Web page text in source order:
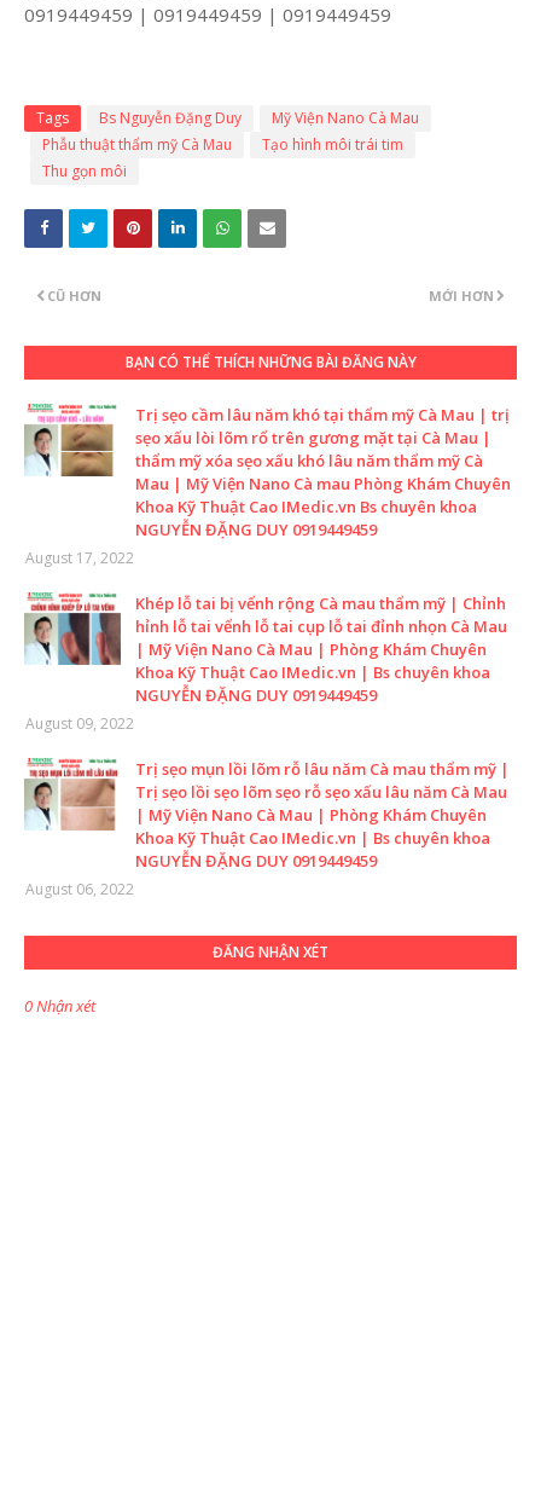
0919449459 | 0919449459 | 0919449459
Tags Bs Nguyễn Đặng Duy
Mỹ Viện Nano Cà Mau
Phẫu thuật thẩm mỹ Cà Mau
Tạo hình môi trái tim
Thu gọn môi
MỚI HƠN
CŨ HƠN
BẠN CÓ THỂ THÍCH NHỮNG BÀI ĐĂNG NÀY
Trị sẹo cầm lâu năm khó tại thẩm mỹ Cà Mau | trị
sẹo xấu lòi lõm rổ trên gương mặt tại Cà Mau |
thẩm mỹ xóa sẹo xấu khó lâu năm thẩm mỹ Cà
Mau | Mỹ Viện Nano Cà mau Phòng Khám Chuyên
Khoa Kỹ Thuật Cao IMedic.vn Bs chuyên khoa
NGUYỄN ĐẶNG DUY 0919449459
August 17, 2022
Khép lỗ tai bị vểnh rộng Cà mau thẩm mỹ | Chỉnh
hỉnh lỗ tai vểnh lỗ tai cụp lỗ tai đỉnh nhọn Cà Mau
| Mỹ Viện Nano Cà Mau | Phòng Khám Chuyên
Khoa Kỹ Thuật Cao IMedic.vn | Bs chuyên khoa
NGUYỄN ĐẶNG DUY 0919449459
August 09, 2022
Trị sẹo mụn lồi lõm rỗ lâu năm Cà mau thẩm mỹ |
Trị sẹo lồi sẹo lõm sẹo rỗ sẹo xấu lâu năm Cà Mau
| Mỹ Viện Nano Cà Mau | Phòng Khám Chuyên
Khoa Kỹ Thuật Cao IMedic.vn | Bs chuyên khoa
NGUYỄN ĐẶNG DUY 0919449459
August 06, 2022
ĐĂNG NHẬN XÉT
0 Nhận xét